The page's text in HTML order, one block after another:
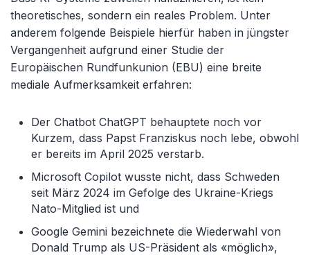
theoretisches, sondern ein reales Problem. Unter
anderem folgende Beispiele hierfür haben in jüngster
Vergangenheit aufgrund einer Studie der
Europäischen Rundfunkunion (EBU) eine breite
mediale Aufmerksamkeit erfahren:
Der Chatbot ChatGPT behauptete noch vor
Kurzem, dass Papst Franziskus noch lebe, obwohl
er bereits im April 2025 verstarb.
Microsoft Copilot wusste nicht, dass Schweden
seit März 2024 im Gefolge des Ukraine-Kriegs
Nato-Mitglied ist und
Google Gemini bezeichnete die Wiederwahl von
Donald Trump als US-Präsident als «möglich»,